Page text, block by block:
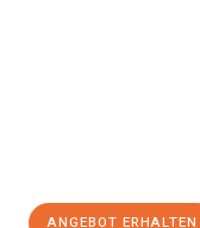
ANGEBOT ERHALTEN